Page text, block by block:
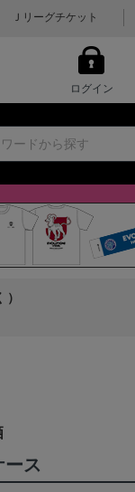
Ｊリーグチケット
ログイン
ース